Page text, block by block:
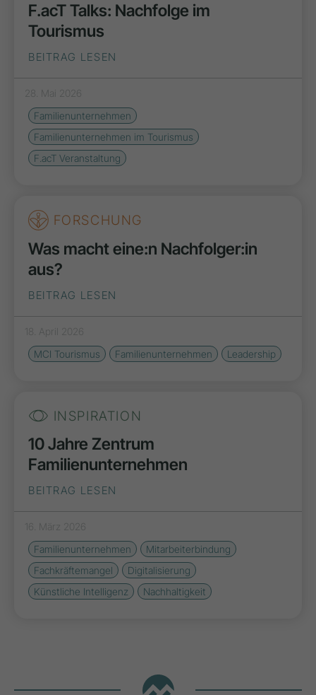
F.acT Talks: Nachfolge im
Tourismus
BEITRAG LESEN
28. Mai 2026
Familienunternehmen
Familienunternehmen im Tourismus
F.acT Veranstaltung
FORSCHUNG
Was macht eine:n Nachfolger:in
aus?
BEITRAG LESEN
18. April 2026
MCI Tourismus
Familienunternehmen Leadership
INSPIRATION
10 Jahre Zentrum
Familienunternehmen
BEITRAG LESEN
16. März 2026
Familienunternehmen
Mitarbeiterbindung
Fachkräftemangel
Digitalisierung
Künstliche Intelligenz
Nachhaltigkeit